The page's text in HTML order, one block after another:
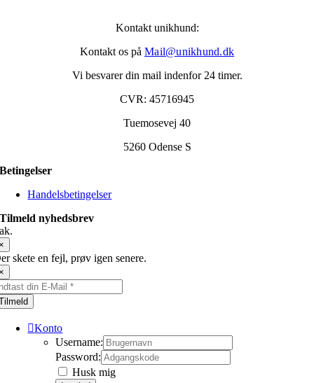
Kontakt unikhund:
Kontakt os på Mail@unikhund.dk
Vi besvarer din mail indenfor 24 timer.
CVR: 45716945
Tuemosevej 40
5260 Odense S
Betingelser
Handelsbetingelser
Tilmeld nyhedsbrev
skete en fejl, prøv igen senere.
Konto
Username:
Password:
Husk mig